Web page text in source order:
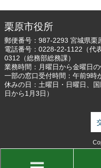
栗原市役所
郵便番号：987-2293 宮城県栗
電話番号： 0228-22-1122 （代
0312（総務部総務課）
業務時間：月曜日から金曜日
一部の窓口受付時間：午前9時
休みの日：土曜日・日曜日、
日から1月3日）